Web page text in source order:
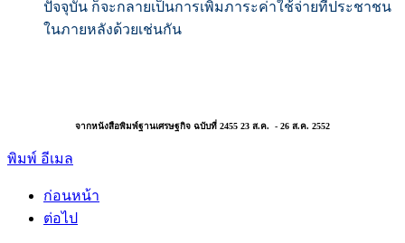
ปัจจุบัน ก็จะกลายเป็นการเพิ่มภาระค่าใช้จ่ายที่ประชาชน
ในภายหลังด้วยเช่นกัน
จากหนังสือพิมพ์ฐานเศรษฐกิจ ฉบับที่ 2455 23 ส.ค. - 26 ส.ค. 2552
พิมพ์ อีเมล
ก่อนหน้า
ต่อไป